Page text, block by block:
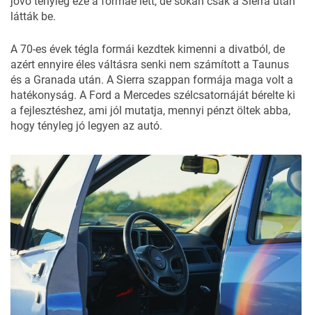
látták be.
A 70-es évek tégla formái kezdtek kimenni a divatból, de
azért ennyire éles váltásra senki nem számított a Taunus
és a Granada után. A Sierra szappan formája maga volt a
hatékonyság. A Ford a Mercedes szélcsatornáját bérelte ki
a fejlesztéshez, ami jól mutatja, mennyi pénzt öltek abba,
hogy tényleg jó legyen az autó.